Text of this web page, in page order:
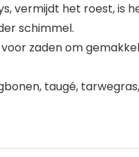
vermijdt het roest, is
schimmel.
zaden om
taugé,